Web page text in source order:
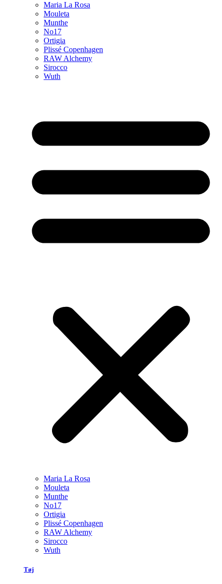
Maria La Rosa
Mouleta
Munthe
No17
Ortigia
Plissé Copenhagen
RAW Alchemy
Sirocco
Wuth
Maria La Rosa
Mouleta
Munthe
No17
Ortigia
Plissé Copenhagen
RAW Alchemy
Sirocco
Wuth
Tøj